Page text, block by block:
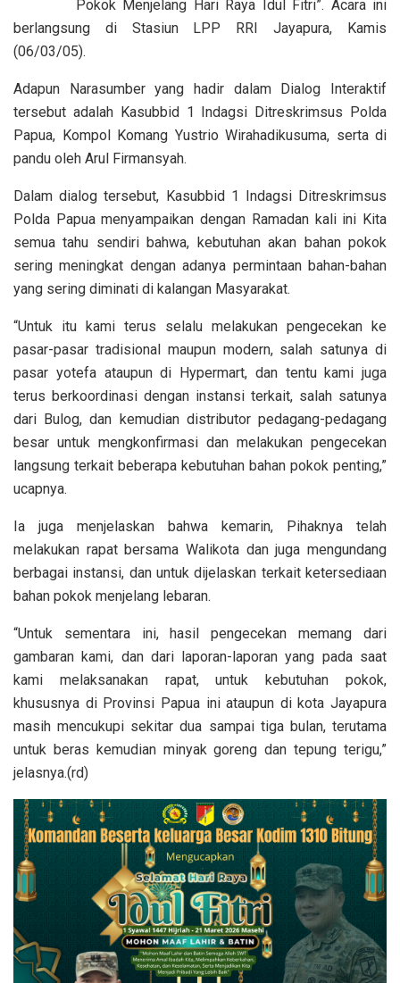
Pokok Menjelang Hari Raya Idul Fitri”. Acara ini
berlangsung di Stasiun LPP RRI Jayapura, Kamis
(06/03/05).
Adapun Narasumber yang hadir dalam Dialog Interaktif
tersebut adalah Kasubbid 1 Indagsi Ditreskrimsus Polda
Papua, Kompol Komang Yustrio Wirahadikusuma, serta di
pandu oleh Arul Firmansyah.
Dalam dialog tersebut, Kasubbid 1 Indagsi Ditreskrimsus
Polda Papua menyampaikan dengan Ramadan kali ini Kita
semua tahu sendiri bahwa, kebutuhan akan bahan pokok
sering meningkat dengan adanya permintaan bahan-bahan
yang sering diminati di kalangan Masyarakat.
“Untuk itu kami terus selalu melakukan pengecekan ke
pasar-pasar tradisional maupun modern, salah satunya di
pasar yotefa ataupun di Hypermart, dan tentu kami juga
terus berkoordinasi dengan instansi terkait, salah satunya
dari Bulog, dan kemudian distributor pedagang-pedagang
besar untuk mengkonfirmasi dan melakukan pengecekan
langsung terkait beberapa kebutuhan bahan pokok penting,”
ucapnya.
Ia juga menjelaskan bahwa kemarin, Pihaknya telah
melakukan rapat bersama Walikota dan juga mengundang
berbagai instansi, dan untuk dijelaskan terkait ketersediaan
bahan pokok menjelang lebaran.
“Untuk sementara ini, hasil pengecekan memang dari
gambaran kami, dan dari laporan-laporan yang pada saat
kami melaksanakan rapat, untuk kebutuhan pokok,
khususnya di Provinsi Papua ini ataupun di kota Jayapura
masih mencukupi sekitar dua sampai tiga bulan, terutama
untuk beras kemudian minyak goreng dan tepung terigu,”
jelasnya.(rd)